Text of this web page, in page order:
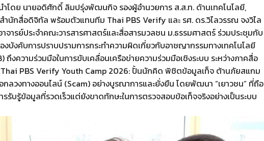
โดย นายอดิศักดิ์ ลิมปรุ่งพัฒนกิจ รองผู้อำนวยการ ส.ส.ท. ด้านเทคโนโลยี,
ำนักสื่อดิจิทัล พร้อมตัวแทนทีม Thai PBS Verify และ รศ. ดร.วิไลวรรณ จงวิไล
ารย์ประจำคณะวารสารศาสตร์และสื่อสารมวลชน ม.ธรรมศาสตร์ ร่วมประชุมกับ
บังคับการปราบปรามการกระทำความผิดเกี่ยวกับอาชญากรรมทางเทคโนโลยี
งความร่วมมือในการขับเคลื่อนเครือข่ายความร่วมมือเชิงระบบ ระหว่างภาคสื่อ
PBS Verify Youth Camp 2026: ปั้นนักคิด พิชิตข้อมูลเท็จ ต้านภัยสแกม
กลวงทางออนไลน์ (Scam) อย่างบูรณาการและยั่งยืน โดยพัฒนา “เยาวชน” ที่ถือ
บรู้ข้อมูลที่รวดเร็วแต่ยังขาดทักษะในการตรวจสอบข้อเท็จจริงอย่างเป็นระบบ